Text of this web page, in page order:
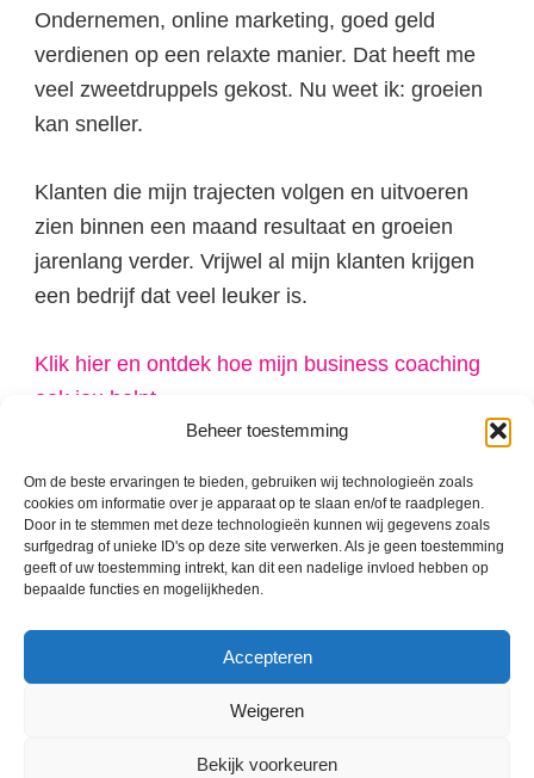
Beheer toestemming
Om de beste ervaringen te bieden, gebruiken wij technologieën zoals
cookies om informatie over je apparaat op te slaan en/of te raadplegen.
Door in te stemmen met deze technologieën kunnen wij gegevens zoals
surfgedrag of unieke ID's op deze site verwerken. Als je geen toestemming
geeft of uw toestemming intrekt, kan dit een nadelige invloed hebben op
bepaalde functies en mogelijkheden.
Accepteren
Weigeren
Bekijk voorkeuren
Ondernemen, online marketing, goed geld
verdienen op een relaxte manier. Dat heeft me
veel zweetdruppels gekost. Nu weet ik: groeien
kan sneller.
Klanten die mijn trajecten volgen en uitvoeren
zien binnen een maand resultaat en groeien
jarenlang verder. Vrijwel al mijn klanten krijgen
een bedrijf dat veel leuker is.
Klik hier en ontdek hoe mijn business coaching
ook jou helpt.